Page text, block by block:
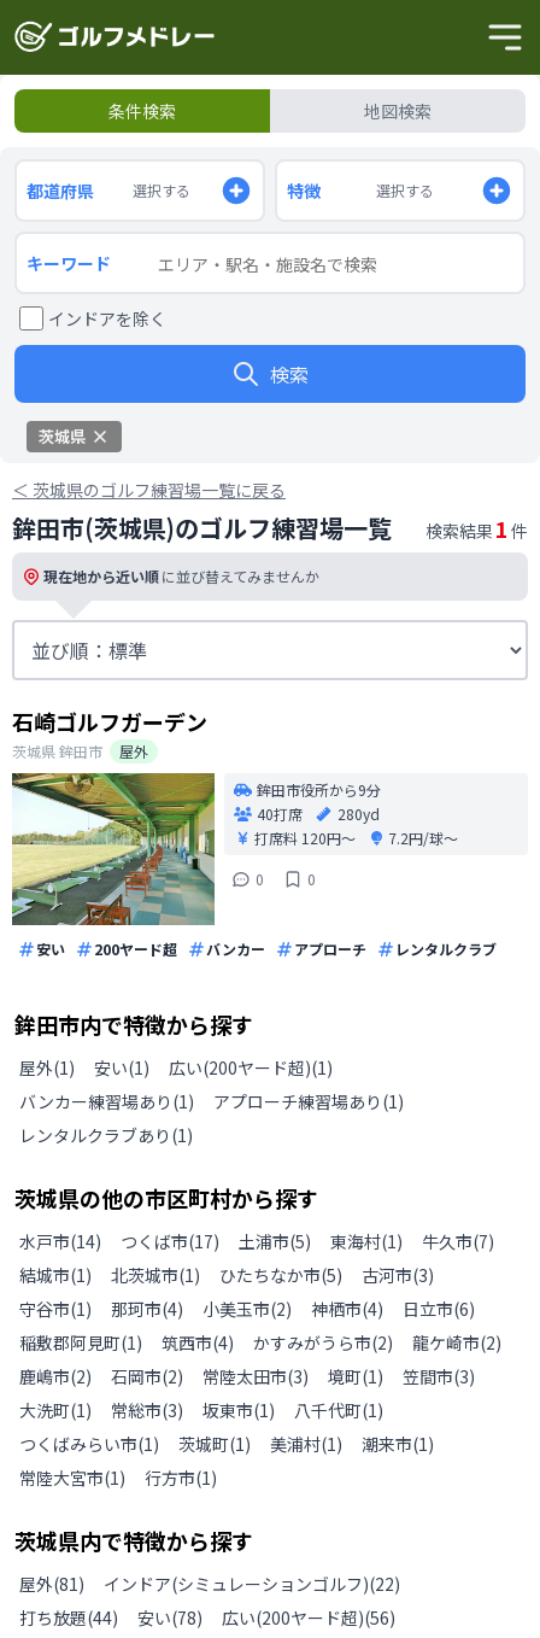
条件検索 地図検索
都道府県 選択する 特徴 選択する
キーワード
インドアを除く
検索
茨城県
＜ 茨城県のゴルフ練習場一覧に戻る
鉾田市(茨城県)のゴルフ練習場一覧 検索結果 1 件
現在地から近い順に並び替えてみませんか
石崎ゴルフガーデン
茨城県鉾田市
屋外
鉾田市役所から9分
40打席
280yd
打席料 120円〜
7.2円/球〜
0
0
安い 200ヤード超 バンカー アプローチ レンタルクラブ
鉾田市内で特徴から探す
屋外(1) 安い(1) 広い(200ヤード超)(1)
バンカー練習場あり (1) アプローチ練習場あり (1)
レンタルクラブあり (1)
茨城県の他の市区町村から探す
水戸市(14) つくば市(17) 土浦市(5) 東海村(1) 牛久市(7)
結城市(1) 北茨城市(1) ひたちなか市(5) 古河市(3)
守谷市(1) 那珂市(4) 小美玉市(2) 神栖市(4) 日立市(6)
稲敷郡阿見町(1) 筑西市(4) かすみがうら市(2) 龍ケ崎市(2)
鹿嶋市(2) 石岡市(2) 常陸太田市(3) 境町(1) 笠間市(3)
大洗町(1) 常総市(3) 坂東市(1) 八千代町(1)
つくばみらい市(1) 茨城町(1) 美浦村(1) 潮来市(1)
常陸大宮市(1) 行方市(1)
茨城県内で特徴から探す
屋外(81) インドア(シミュレーションゴルフ)(22)
打ち放題(44) 安い(78) 広い(200ヤード超)(56)